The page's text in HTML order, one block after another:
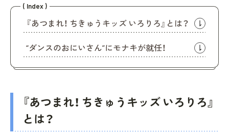
( Index )
『あつまれ！ ちきゅうキッズ いろりろ』とは？
“ダンスのおにいさん”にモナキが就任！
『あつまれ！ ちきゅうキッズ いろりろ』
とは？